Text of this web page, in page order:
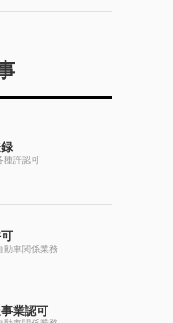
種許認可
動車関係業務
業認可